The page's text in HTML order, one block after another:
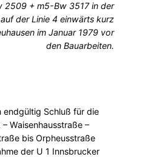
2509 + m5-Bw 3517 in der
der Linie 4 einwärts kurz
im Januar 1979 vor
den Bauarbeiten.
Schluß für die
Waisenhausstraße –
bis Orpheusstraße
der U 1 Innsbrucker